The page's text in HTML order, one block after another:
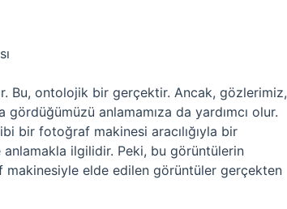
Bu, ontolojik bir gerçektir. Ancak, gözlerimiz,
anlamamıza da yardımcı olur.
bir fotoğraf makinesi aracılığıyla bir
ilgilidir. Peki, bu görüntülerin
elde edilen görüntüler gerçekten